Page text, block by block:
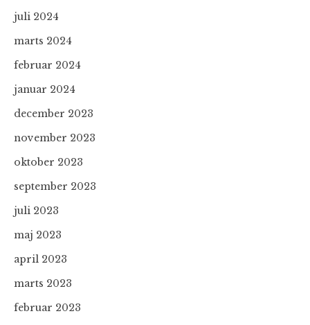
juli 2024
marts 2024
februar 2024
januar 2024
december 2023
november 2023
oktober 2023
september 2023
juli 2023
maj 2023
april 2023
marts 2023
februar 2023